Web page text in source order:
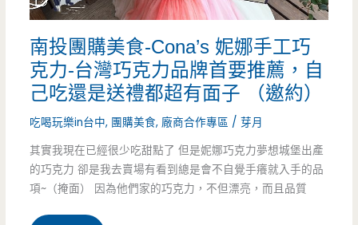
子
裡
面
的
好
店
啊！！！
（邀
人
驚
艷
皮
南投團購美食-Cona’s 妮娜手工巧
克力-台灣巧克力品牌首要推薦，自
己吃還是送禮都超有面子 （邀約）
吃喝玩樂in台中, 團購美食,廠商合作專區 /芽月
其實我現在已經很少吃甜點了 但是妮娜巧克力夢想城堡出產
的巧克力 卻是我去賣場有看到總是會不自覺手癢就入手的品
項~（掩面） 因為他們家的巧克力，不但漂亮，而且品質